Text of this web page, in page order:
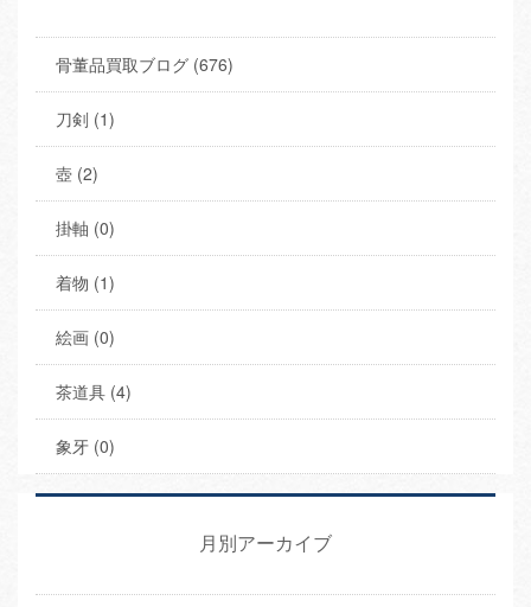
骨董品買取ブログ (676)
刀剣 (1)
壺 (2)
掛軸 (0)
着物 (1)
絵画 (0)
茶道具 (4)
象牙 (0)
月別アーカイブ